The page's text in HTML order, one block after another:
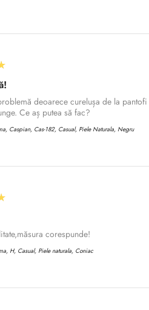
deoarece curelușa de la
Ce aș putea să fac?
Caspian, Cas-182, Casual, Piele Naturala, Negru
corespunde!
H, Casual, Piele naturala, Coniac